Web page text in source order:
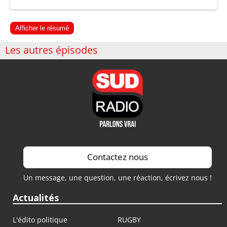
Afficher le résumé
Les autres épisodes
Contactez nous
Un message, une question, une réaction, écrivez nous !
Actualités
L'édito politique RUGBY